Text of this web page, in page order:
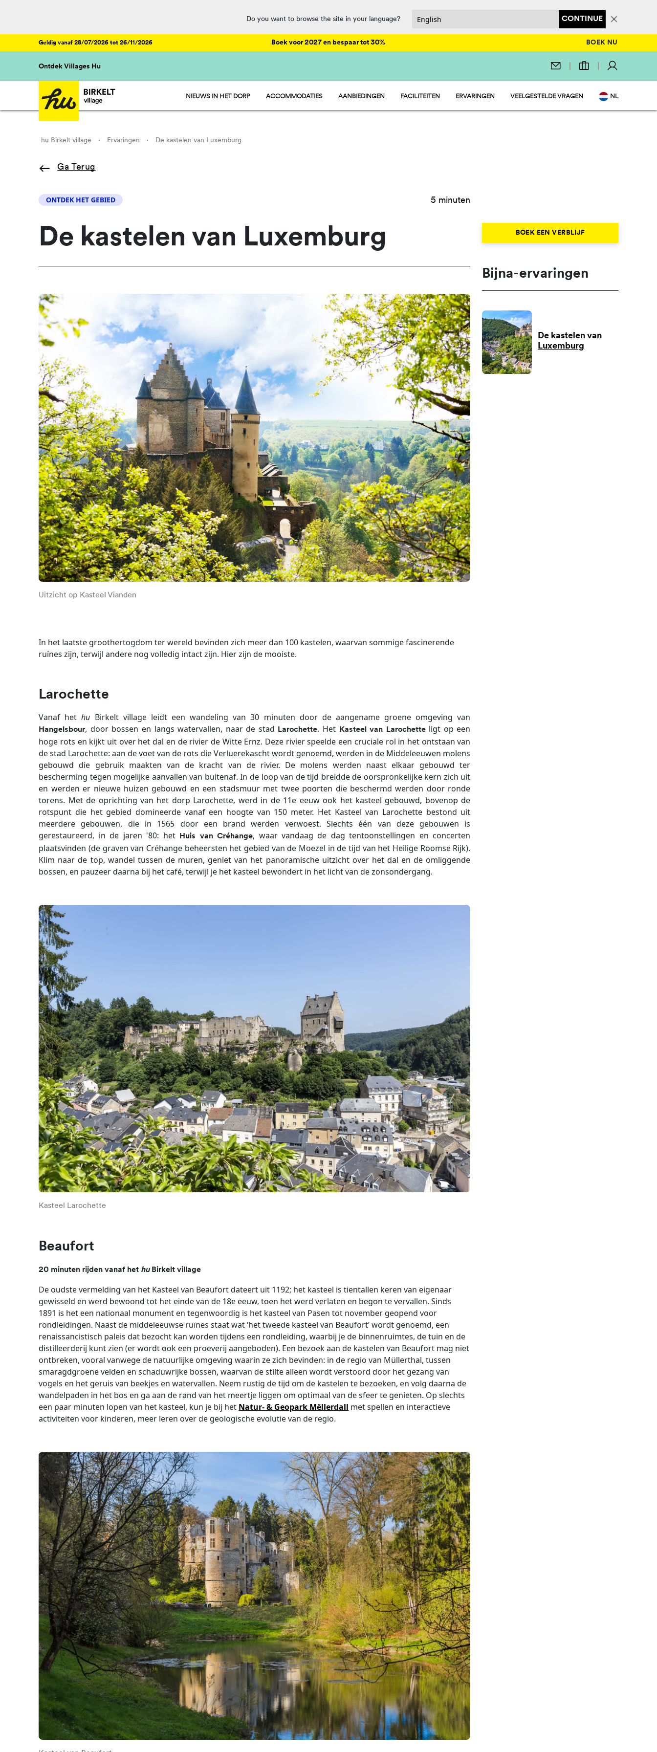
Do you want to browse the site in your language? CONTINUE
Geldig vanaf 28/07/2026 tot 26/11/2026 Boek voor 2027 en bespaar tot 30% BOEK NU
Ontdek Villages Hu
NIEUWS IN HET DORP ACCOMMODATIES
HU CAMP
AANBIEDINGEN FACILITEITEN
HORECA EN MARKET
ERVARINGEN VEELGESTELDE VRAGEN NL
IT
hu Birkelt village · Ervaringen · De kastelen van Luxemburg
Ga Terug
ONTDEK HET GEBIED 5 minuten
De kastelen van Luxemburg
Uitzicht op Kasteel Vianden
In het laatste groothertogdom ter wereld bevinden zich meer dan 100 kastelen, waarvan sommige fascinerende
ruïnes zijn, terwijl andere nog volledig intact zijn. Hier zijn de mooiste.
Larochette
Vanaf hethu Birkelt village leidt een wandeling van 30 minuten door de aangename groene omgeving van
Hangelsbour, door bossen en langs watervallen, naar de stad Larochette. Het Kasteel van Larochetteligt op een
hoge rots en kijkt uit over het dal en de rivier de Witte Ernz. Deze rivier speelde een cruciale rol in het ontstaan van
de stad Larochette: aan de voet van de rots die Verluerekascht wordt genoemd, werden in de Middeleeuwen molens
gebouwd die gebruik maakten van de kracht van de rivier. De molens werden naast elkaar gebouwd ter
bescherming tegen mogelijke aanvallen van buitenaf. In de loop van de tijd breidde de oorspronkelijke kern zich uit
en werden er nieuwe huizen gebouwd en een stadsmuur met twee poorten die beschermd werden door ronde
torens. Met de oprichting van het dorp Larochette, werd in de 11e eeuw ook het kasteel gebouwd, bovenop de
rotspunt die het gebied domineerde vanaf een hoogte van 150 meter. Het Kasteel van Larochette bestond uit
meerdere gebouwen, die in 1565 door een brand werden verwoest. Slechts één van deze gebouwen is
gerestaureerd, in de jaren '80: het
Huis van Créhange, waar vandaag de dag tentoonstellingen en concerten
plaatsvinden (de graven van Créhange beheersten het gebied van de Moezel in de tijd van het Heilige Roomse Rijk).
Klim naar de top, wandel tussen de muren, geniet van het panoramische uitzicht over het dal en de omliggende
bossen, en pauzeer daarna bij het café, terwijl je het kasteel bewondert in het licht van de zonsondergang.
Kasteel Larochette
Beaufort
20 minuten rijden vanaf het huBirkelt village
De oudste vermelding van het Kasteel van Beaufort dateert uit 1192; het kasteel is tientallen keren van eigenaar
gewisseld en werd bewoond tot het einde van de 18e eeuw, toen het werd verlaten en begon te vervallen. Sinds
1891 is het een nationaal monument en tegenwoordig is het kasteel van Pasen tot november geopend voor
rondleidingen. Naast de middeleeuwse ruïnes staat wat ‘het tweede kasteel van Beaufort’ wordt genoemd, een
renaissancistisch paleis dat bezocht kan worden tijdens een rondleiding, waarbij je de binnenruimtes, de tuin en de
distilleerderij kunt zien (er wordt ook een proeverij aangeboden). Een bezoek aan de kastelen van Beaufort mag niet
ontbreken, vooral vanwege de natuurlijke omgeving waarin ze zich bevinden: in de regio van Müllerthal, tussen
smaragdgroene velden en schaduwrijke bossen, waarvan de stilte alleen wordt verstoord door het gezang van
vogels en het geruis van beekjes en watervallen. Neem rustig de tijd om de kastelen te bezoeken, en volg daarna de
wandelpaden in het bos en ga aan de rand van het meertje liggen om optimaal van de sfeer te genieten. Op slechts
een paar minuten lopen van het kasteel, kun je bij het Natur- & Geopark Mëllerdall met spellen en interactieve
activiteiten voor kinderen, meer leren over de geologische evolutie van de regio.
BOEK EEN VERBLIJF
Bijna-ervaringen
De kastelen van
Luxemburg